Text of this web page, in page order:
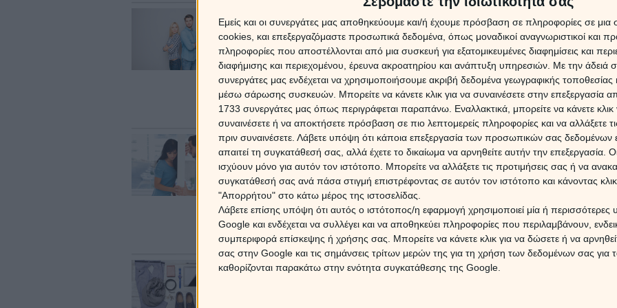
Εμείς και οι συνεργάτες μας αποθηκεύουμε και/ή έχουμε πρόσβαση σε πληροφορίες σε
cookies, και επεξεργαζόμαστε προσωπικά δεδομένα, όπως μοναδικοί αναγνωριστικοί και
πληροφορίες που αποστέλλονται από μια συσκευή για εξατομικευμένες διαφημίσεις και
διαφήμισης και περιεχομένου, έρευνα ακροατηρίου και ανάπτυξη υπηρεσιών. Με την άδειά
συνεργάτες μας ενδέχεται να χρησιμοποιήσουμε ακριβή δεδομένα γεωγραφικής τοποθεσίας
μέσω σάρωσης συσκευών. Μπορείτε να κάνετε κλικ για να συναινέσετε στην επεξεργασία
1733 συνεργάτες μας όπως περιγράφεται παραπάνω. Εναλλακτικά, μπορείτε να κάνετε κλικ
συναινέσετε ή να αποκτήσετε πρόσβαση σε πιο λεπτομερείς πληροφορίες και να αλλάξετε
πριν συναινέσετε. Λάβετε υπόψη ότι κάποια επεξεργασία των προσωπικών σας δεδομένων
απαιτεί τη συγκατάθεσή σας, αλλά έχετε το δικαίωμα να αρνηθείτε αυτήν την επεξεργασία.
ισχύουν μόνο για αυτόν τον ιστότοπο. Μπορείτε να αλλάξετε τις προτιμήσεις σας ή να
συγκατάθεσή σας ανά πάσα στιγμή επιστρέφοντας σε αυτόν τον ιστότοπο και κάνοντας
"Απορρήτου" στο κάτω μέρος της ιστοσελίδας.
Λάβετε επίσης υπόψη ότι αυτός ο ιστότοπος/η εφαρμογή χρησιμοποιεί μία ή περισσότερες
Google και ενδέχεται να συλλέγει και να αποθηκεύει πληροφορίες που περιλαμβάνουν,
συμπεριφορά επίσκεψης ή χρήσης σας. Μπορείτε να κάνετε κλικ για να δώσετε ή να
σας στην Google και τις σημάνσεις τρίτων μερών της για τη χρήση των δεδομένων σας
καθορίζονται παρακάτω στην ενότητα συγκατάθεσης της Google.
εξαφανιστεί;
31 Μαρτίου 202614:54
Σε φλερτάρει επίμονα. Αλλά εσένα δεν σου αρέσει. Το “καμάκι” του
αρχίζει να σε εκνευρίζει. Πώς θα κάνεις τον ενοχλητικό θαυμαστή να σε
αφήσει ήσυχη; Ρώτα τον για το ζώδιό του και μετά χρησιμοποίησε τις
ακόλουθες τέσσερις ατάκες. Δεν μπορεί, κάποια από όλες θα τον τρέψει
σε φυγή!
Μήπως να χωρίζαμε για λίγο καιρό; Ποιές οι πιθανότητες
επανασύνδεσης;
31 Μαρτίου 202614:12
Αν υποθέσουμε ότι σε μια σχέση η ένταση έχει φτάσει στο απροχώρητο,
ένας προσωρινός χωρισμός δεν θα ήταν μια λύση; Θα πρότεινες κάτι
τέτοιο στο ταίρι σου; Και πώς θα περίμενες να το πάρει; Το Myastro σου
δίνει μερικές πιθανές αντιδράσεις στην πρόταση «μήπως να πάψουμε
να βλεπόμαστε για λίγο καιρό;», ανάλογα πάντα με το ζώδιό του.
Οι άντρες μπροστά στην ντουλάπα τους!
16
Η
τον
Οι
για
16/